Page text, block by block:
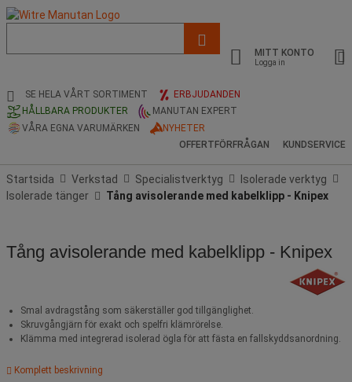
och
sökhistorik
MITT KONTO
Logga in
SE HELA VÅRT SORTIMENT
ERBJUDANDEN
HÅLLBARA PRODUKTER
MANUTAN EXPERT
VÅRA EGNA VARUMÄRKEN
NYHETER
OFFERTFÖRFRÅGAN
KUNDSERVICE
Startsida Verkstad Specialistverktyg
Isolerade verktyg
Isolerade tänger
Tång avisolerande med kabelklipp - Knipex
Tång avisolerande med kabelklipp - Knipex
Smal avdragstång som säkerställer god tillgänglighet.
Skruvgångjärn för exakt och spelfri klämrörelse.
Klämma med integrerad isolerad ögla för att fästa en fallskyddsanordning.
Komplett beskrivning